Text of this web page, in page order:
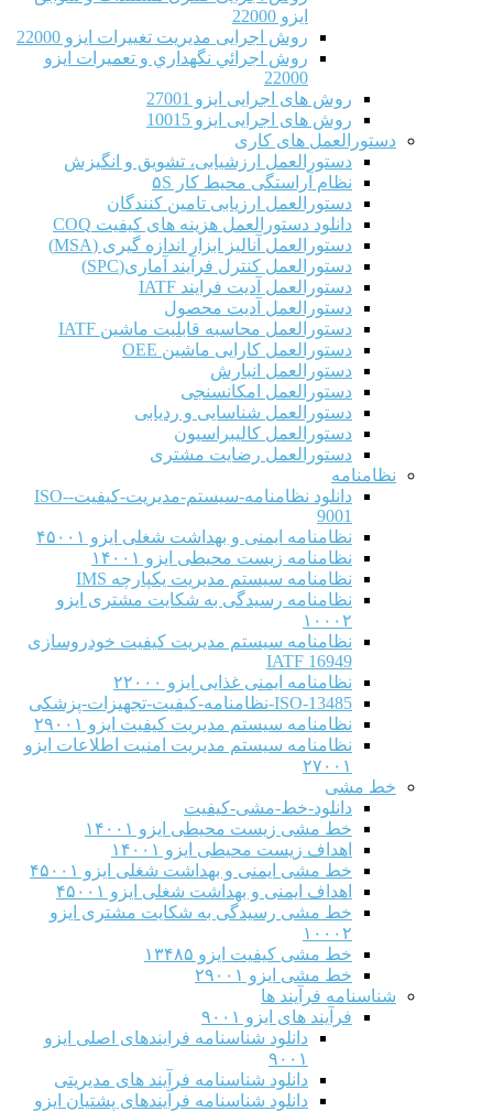
ایزو 22000
روش اجرایی مدیریت تغییرات ایزو 22000
روش اجرائي نگهداري و تعميرات ایزو
22000
روش های اجرایی ایزو 27001
روش های اجرایی ایزو 10015
دستورالعمل های کاری
دستورالعمل ارزشیابی، تشویق و انگیزش
نظام آراستگی محیط کار ۵S
دستورالعمل ارزیابی تامین کنندگان
دانلود دستورالعمل هزینه های کیفیت COQ
دستورالعمل آنالیز ابزار اندازه گیری (MSA)
دستورالعمل کنترل فرآیند آماری(SPC)
دستورالعمل آدیت فرایند IATF
دستورالعمل آدیت محصول
دستورالعمل محاسبه قابلیت ماشین IATF
دستورالعمل کارایی ماشین OEE
دستورالعمل انبارش
دستورالعمل امکانسنجی
دستورالعمل شناسایی و ردیابی
دستورالعمل کالیبراسیون
دستورالعمل رضایت مشتری
نظامنامه
دانلود نظامنامه-سیستم-مدیریت-کیفیت-ISO-
9001
نظامنامه ایمنی و بهداشت شغلی ایزو ۴۵۰۰۱
نظامنامه زیست محیطی ایزو ۱۴۰۰۱
نظامنامه سیستم مدیریت یکپارچه IMS
نظامنامه رسیدگی به شکایت مشتری ایزو
۱۰۰۰۲
نظامنامه سیستم مدیریت کیفیت خودروسازی
IATF 16949
نظامنامه ایمنی غذایی ایزو ۲۲۰۰۰
ISO-13485-نظامنامه-کیفیت-تجهیزات-پزشکی
نظامنامه سیستم مدیریت کیفیت ایزو ۲۹۰۰۱
نظامنامه سیستم مدیریت امنیت اطلاعات ایزو
۲۷۰۰۱
خط مشی
دانلود-خط-مشی-کیفیت
خط مشی زیست محیطی ایزو ۱۴۰۰۱
اهداف زیست محیطی ایزو ۱۴۰۰۱
خط مشی ایمنی و بهداشت شغلی ایزو ۴۵۰۰۱
اهداف ایمنی و بهداشت شغلی ایزو ۴۵۰۰۱
خط مشی رسیدگی به شکایت مشتری ایزو
۱۰۰۰۲
خط مشی کیفیت ایزو ۱۳۴۸۵
خط مشی ایزو ۲۹۰۰۱
شناسنامه فرآیند ها
فرآیند های ایزو ۹۰۰۱
دانلود شناسنامه فرایندهای اصلی ایزو
۹۰۰۱
دانلود شناسنامه فرآیند های مدیریتی
دانلود شناسنامه فرآیندهای پشتیان ایزو